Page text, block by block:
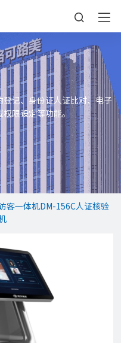
登记、身份证人证比对、电子
限设定等功能。
客一体机DM-156C人证核验